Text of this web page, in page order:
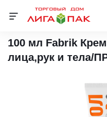
Шампуни, бальзамы и гели
100 мл Fabrik
лица,рук и тела/